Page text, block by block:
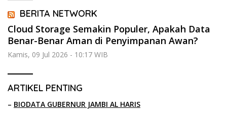
BERITA NETWORK
Cloud Storage Semakin Populer, Apakah Data
Benar-Benar Aman di Penyimpanan Awan?
Kamis, 09 Jul 2026 - 10:17 WIB
ARTIKEL PENTING
– BIODATA GUBERNUR JAMBI AL HARIS